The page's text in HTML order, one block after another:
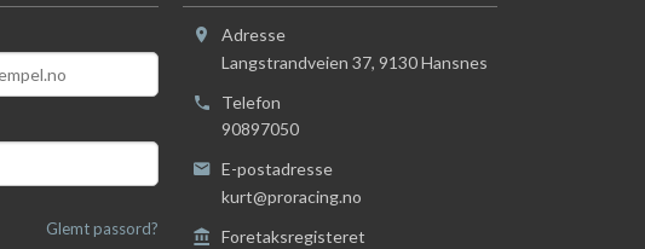
Glemt passord?
Adresse
Langstrandveien 37, 9130Hansnes
Telefon
90897050
E-postadresse
kurt@proracing.no
Foretaksregisteret